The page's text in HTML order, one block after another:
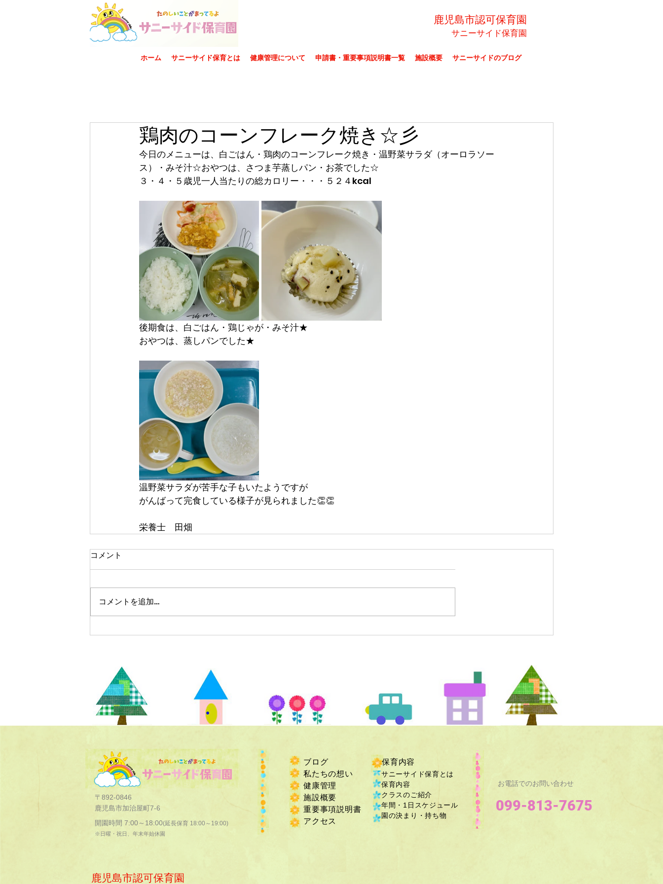
鹿児島市認可保育園
サニーサイド保育園
ホーム サニーサイド保育とは 健康管理について 申請書・重要事項説明書一覧 施設概要 サニーサイドのブログ
鶏肉のコーンフレーク焼き☆彡
今日のメニューは、白ごはん・鶏肉のコーンフレーク焼き・温野菜サラダ（オーロラソー
ス）・みそ汁☆おやつは、さつま芋蒸しパン・お茶でした☆
３・４・５歳児一人当たりの総カロリー・・・５２４kcal
後期食は、白ごはん・鶏じゃが・みそ汁★
おやつは、蒸しパンでした★
温野菜サラダが苦手な子もいたようですが
がんばって完食している様子が見られました👏👏
栄養士　田畑
コメント
コメントを追加…
〒892-0846
鹿児島市加治屋町7-6
開園時間 7:00～18:00(延長保育 18:00～19:00)
※日曜・祝日、年末年始休園
鹿児島市認可保育園
ブログ
私たちの想い
健康管理
施設概要
重要事項説明書
​アクセス
保育内容
サニーサイド保育とは
保育内容
クラスのご紹介
年間・1日スケジュール
​園の決まり・持ち物​
お電話でのお問い合わせ
099-813-7675